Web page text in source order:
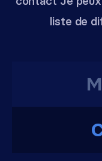
liste de